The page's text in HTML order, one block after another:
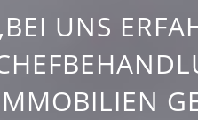
UNS